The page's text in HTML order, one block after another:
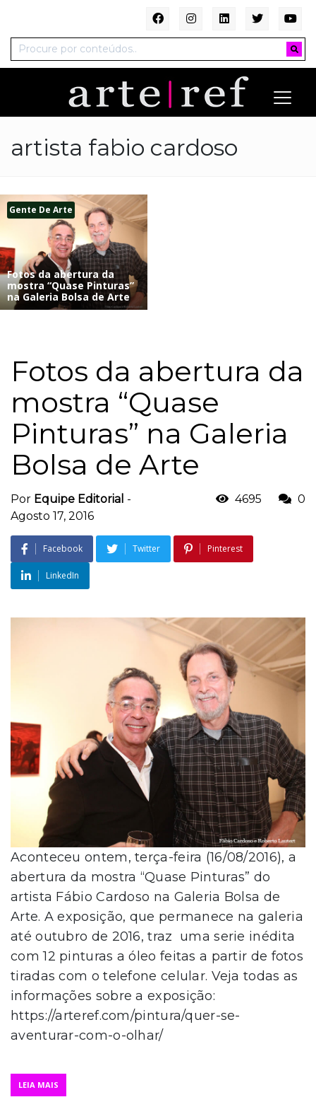
artista fabio cardoso
Gente De Arte
Fotos da abertura da
mostra “Quase Pinturas”
na Galeria Bolsa de Arte
Fotos da abertura da
mostra “Quase
Pinturas” na Galeria
Bolsa de Arte
Por Equipe Editorial -
Agosto 17, 2016
4695 0
Facebook Twitter Pinterest
LinkedIn
Aconteceu ontem, terça-feira (16/08/2016), a
abertura da mostra “Quase Pinturas” do
artista Fábio Cardoso na Galeria Bolsa de
Arte. A exposição, que permanece na galeria
até outubro de 2016, traz uma serie inédita
com 12 pinturas a óleo feitas a partir de fotos
tiradas com o telefone celular. Veja todas as
informações sobre a exposição:
https://arteref.com/pintura/quer-se-
aventurar-com-o-olhar/
LEIA MAIS